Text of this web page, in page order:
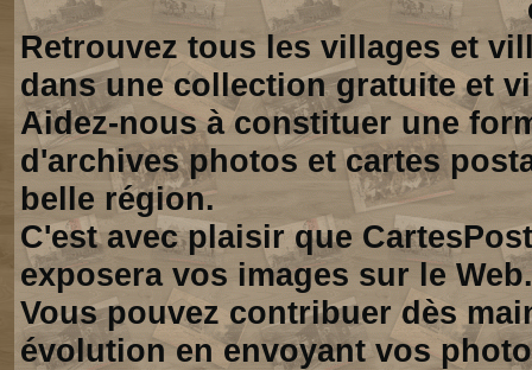
Retrouvez tous les villages et
dans une collection gratuite et
Aidez-nous à constituer une
d'archives photos et cartes
belle région.
C'est avec plaisir que
exposera vos images sur le Web.
Vous pouvez contribuer dès
évolution en envoyant vos